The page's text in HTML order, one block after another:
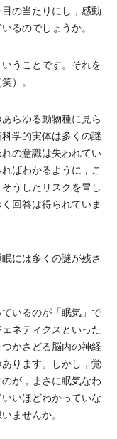
の当たりにし，感動
るのでしょうか。
うことです。それを
）。
らゆる動物種に見ら
学的実体は多くの謎
の意識は失われてい
ばわかるように，こ
うしたリスクを冒し
回答は得られていま
には多くの謎が残さ
いるのが「眠気」で
ネティクスといった
かさどる脳内の神経
ります。しかし，覚
が，まさに眠気なわ
いほどわかっていな
ませんか。